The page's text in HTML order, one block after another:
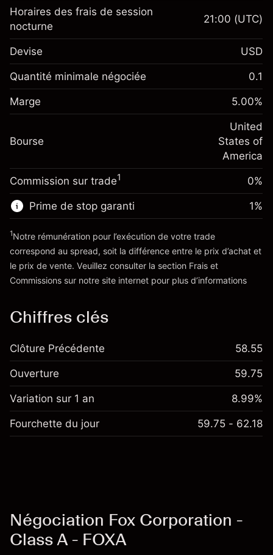
Marge. Votre
investissement
Ajustement des fonds de
Frais sur la valeur totale de la
-0.02154
%
(-$4.31)
Taille de la position avec effet de levier
Valeur nominale avec effet de levier
Marge. Votre
$1,000.00
overnight
position
-0.000682
%
(-$0.14)
Taille de la position avec effet de levier
~$20,000.00
Valeur nominale avec effet de levier
Vers la plateforme
Horaires des frais de session
nocturne
21:00 (UTC)
Devise USD
Quantité minimale négociée 0.1
Marge 5.00%
Bourse
United
States of
America
Commission sur trade1 0%
Prime de stop garanti
'Tarifs et Frais
1%
1Notre rémunération pour l’exécution de votre trade
correspond au spread, soit la différence entre le prix d’achat et
le prix de vente. Veuillez consulter la section Frais et
Commissions sur notre site internet pour plus d’informations
Chiffres clés
Clôture Précédente 58.55
Ouverture 59.75
Variation sur 1 an 8.99%
Fourchette du jour 59.75 - 62.18
Négociation Fox Corporation -
Class A - FOXA